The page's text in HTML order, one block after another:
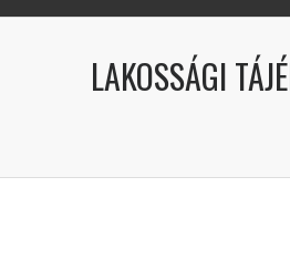
LAKOSSÁGI